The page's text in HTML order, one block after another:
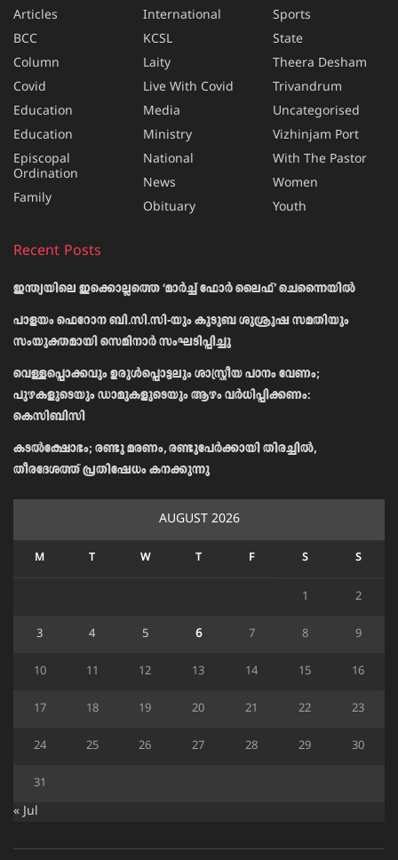
Articles
BCC
Column
Covid
Education
Education
Episcopal
Ordination
Family
International
KCSL
Laity
Live With Covid
Media
Ministry
National
News
Obituary
Sports
State
Theera Desham
Trivandrum
Uncategorised
Vizhinjam Port
With The Pastor
Women
Youth
Recent Posts
ഇന്ത്യയിലെ ഇക്കൊല്ലത്തെ ‘മാർച്ച് ഫോർ ലൈഫ്’ ചെന്നൈയിൽ
പാളയം ഫെറോന ബി.സി.സി-യും കുടുബ ശുശ്രൂഷ സമതിയും
സംയുക്തമായി സെമിനാർ സംഘടിപ്പിച്ചു
വെള്ളപ്പൊക്കവും ഉരുള്‍പ്പൊട്ടലും ശാസ്ത്രീയ പഠനം വേണം;
പുഴകളുടെയും ഡാമുകളുടെയും ആഴം വര്‍ധിപ്പിക്കണം:
കെസിബിസി
കടൽക്ഷോഭം; രണ്ടു മരണം, രണ്ടുപേർക്കായി തിരച്ചിൽ,
തീരദേശത്ത് പ്രതിഷേധം കനക്കുന്നു
AUGUST 2026
M T W T F S S
1 2
3 4 5 6 7 8 9
10 11 12 13 14 15 16
17 18 19 20 21 22 23
24 25 26 27 28 29 30
31
« Jul